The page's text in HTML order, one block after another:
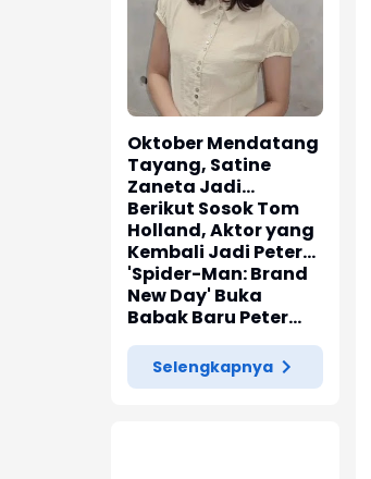
Oktober Mendatang
Tayang, Satine
Zaneta Jadi
Pemeran Utama Film
Siti Si Vampir
Berikut Sosok Tom
Holland, Aktor yang
Kembali Jadi Peter
Parker di 'Spider-
Man: Brand New Day'
'Spider-Man: Brand
New Day' Buka
Babak Baru Peter
Parker di Marvel
Cinematic Universe
Selengkapnya